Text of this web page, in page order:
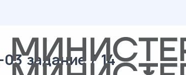
задание / 14